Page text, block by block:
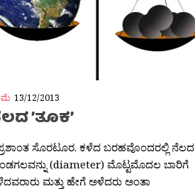
13/12/2013
’ತೂಕ’
ಸೊರಟೂರ. ಕಳೆದ ಬರಹವೊಂದರಲ್ಲಿ ನೆಲದ
(diameter) ಮೊಟ್ಟಮೊದಲ ಬಾರಿಗೆ
ಮತ್ತು ಹೇಗೆ ಅಳೆದರು ಅಂತಾ